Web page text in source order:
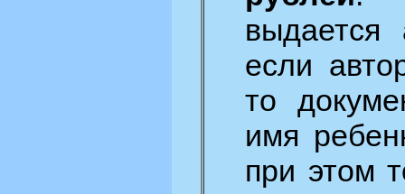
выдается
если
то
имя
при этом